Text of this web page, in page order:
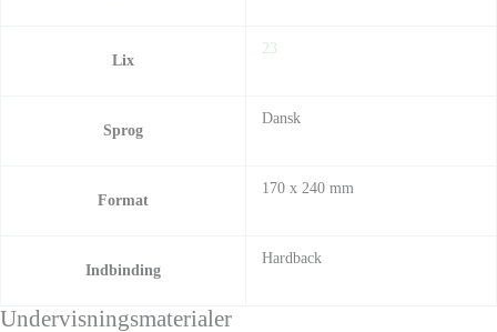
Lix
23
Sprog
Dansk
Format
170 x 240 mm
Indbinding
Hardback
Undervisningsmaterialer